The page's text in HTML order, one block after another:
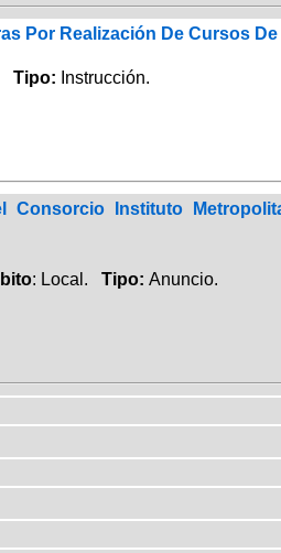
Por Realización De Cursos
Tipo: Instrucción.
Consorcio Instituto
: Local. Tipo: Anuncio.